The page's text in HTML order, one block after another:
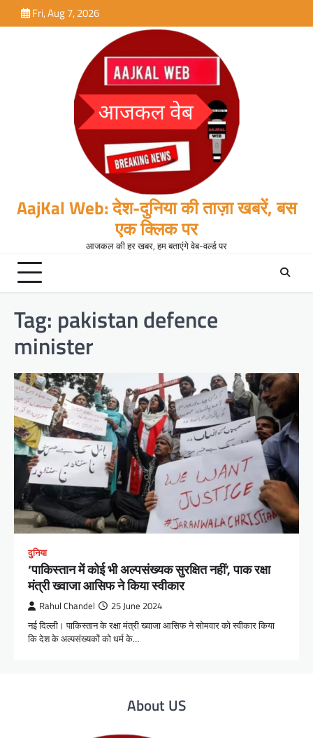
to
Fri, Aug 7, 2026
AajKal Web: देश-दुनिया की ताज़ा खबरें, बस
एक क्लिक पर
आजकल की हर खबर, हम बताएंगे वेब-वर्ल्ड पर
Tag: pakistan defence
minister
दुनिया
‘पाकिस्तान में कोई भी अल्पसंख्यक सुरक्षित नहीं’, पाक रक्षा
मंत्री ख्वाजा आसिफ ने किया स्वीकार
Rahul Chandel 25 June 2024
नई दिल्ली। पाकिस्तान के रक्षा मंत्री ख्वाजा आसिफ ने सोमवार को स्वीकार किया
कि देश के अल्पसंख्यकों को धर्म के…
About US